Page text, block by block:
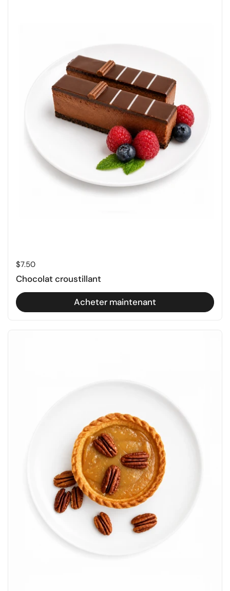
Prix régulier
$7.50
Chocolat croustillant
Acheter maintenant